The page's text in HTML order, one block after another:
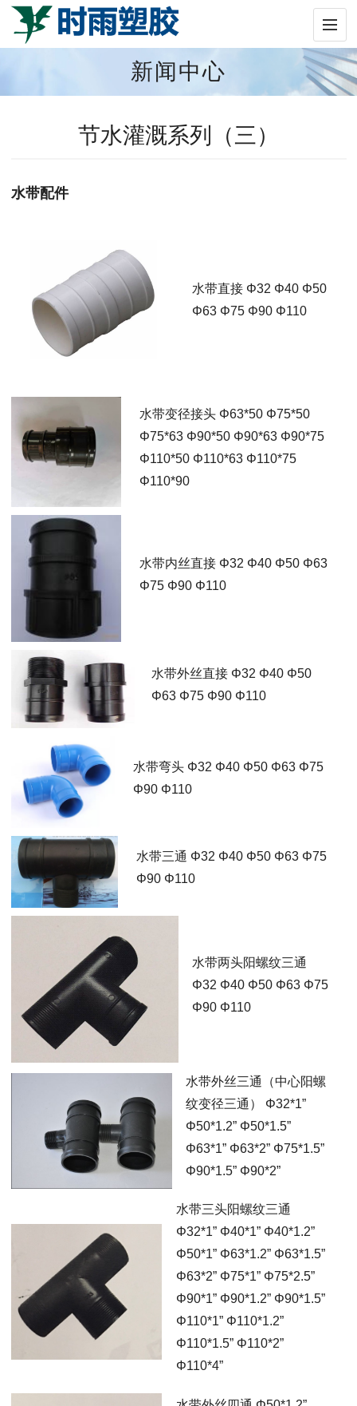
新闻中心
节水灌溉系列（三）
水带配件
水带直接 Φ32 Φ40 Φ50
Φ63 Φ75 Φ90 Φ110
水带变径接头 Φ63*50 Φ75*50
Φ75*63 Φ90*50 Φ90*63 Φ90*75
Φ110*50 Φ110*63 Φ110*75
Φ110*90
水带内丝直接 Φ32 Φ40 Φ50 Φ63
Φ75 Φ90 Φ110
水带外丝直接 Φ32 Φ40 Φ50
Φ63 Φ75 Φ90 Φ110
水带弯头 Φ32 Φ40 Φ50 Φ63 Φ75
Φ90 Φ110
水带三通 Φ32 Φ40 Φ50 Φ63 Φ75
Φ90 Φ110
水带两头阳螺纹三通
Φ32 Φ40 Φ50 Φ63 Φ75
Φ90 Φ110
水带外丝三通（中心阳螺
纹变径三通） Φ32*1”
Φ50*1.2” Φ50*1.5”
Φ63*1” Φ63*2” Φ75*1.5”
Φ90*1.5” Φ90*2”
水带三头阳螺纹三通
Φ32*1” Φ40*1” Φ40*1.2”
Φ50*1” Φ63*1.2” Φ63*1.5”
Φ63*2” Φ75*1” Φ75*2.5”
Φ90*1” Φ90*1.2” Φ90*1.5”
Φ110*1” Φ110*1.2”
Φ110*1.5” Φ110*2”
Φ110*4”